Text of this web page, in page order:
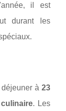
il est
durant les
à 23
. Les